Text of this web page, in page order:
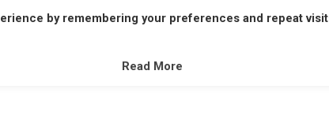
B C D E F G H I J K L M
by remembering your preferences and repeat
Read More